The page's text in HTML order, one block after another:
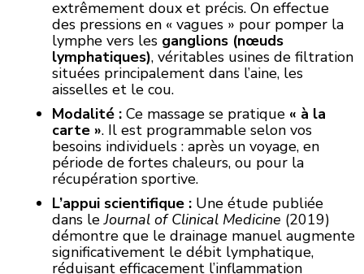
extrêmement doux et précis. On effectue
des pressions en « vagues » pour pomper la
lymphe vers les ganglions (nœuds
lymphatiques), véritables usines de filtration
situées principalement dans l’aine, les
aisselles et le cou.
Modalité : Ce massage se pratique « à la
carte ». Il est programmable selon vos
besoins individuels : après un voyage, en
période de fortes chaleurs, ou pour la
récupération sportive.
L’appui scientifique : Une étude publiée
dans leJournal of Clinical Medicine (2019)
démontre que le drainage manuel augmente
significativement le débit lymphatique,
réduisant efficacement l’inflammation